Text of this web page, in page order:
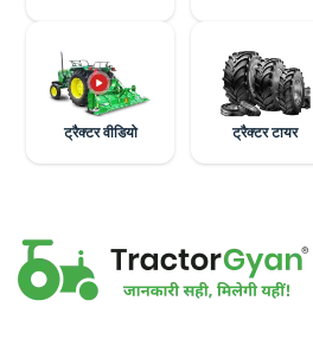
ट्रैक्टर वीडियो ट्रैक्टर टायर